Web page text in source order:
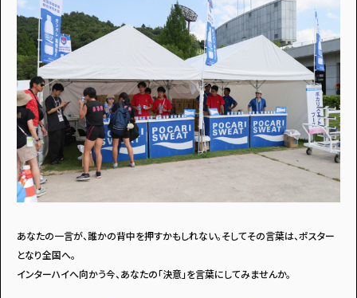
あなたの一言が、誰かの背中を押すかもしれない。そしてその言葉は、ポスター
となり全国へ。
インターハイへ向かう今、あなたの「決意」を言葉にしてみませんか。